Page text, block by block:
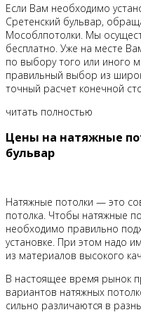
Если Вам необходимо
Сретенский бульвар,
Мособлпотолки. Мы
бесплатно. Уже на месте
по выбору того или иного
правильный выбор из
точный расчет конечной
читать полностью
Цены на натяжные
бульвар
Натяжные потолки — это
потолка. Чтобы натяжные
необходимо правильно
установке. При этом надо
из материалов высокого
В настоящее время рынок
вариантов натяжных
сильно различаются в